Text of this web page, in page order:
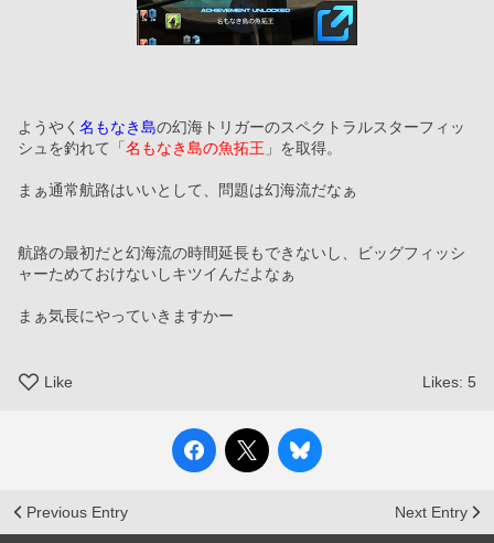
ようやく 名もなき島の幻海トリガーのスペクトラルスターフィッ
シュを釣れて「 名もなき島の魚拓王 」を取得。
まぁ通常航路はいいとして、問題は幻海流だなぁ
航路の最初だと幻海流の時間延長もできないし、ビッグフィッシ
ャーためておけないしキツイんだよなぁ
まぁ気長にやっていきますかー
Like Likes: 5
Previous Entry Next Entry